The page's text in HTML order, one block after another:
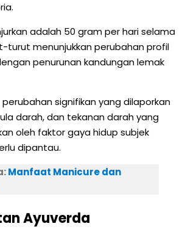
adalah 50 gram per hari selama
turut menunjukkan perubahan profil
penurunan kandungan lemak
signifikan yang dilaporkan
darah, dan tekanan darah yang
oleh faktor gaya hidup subjek
dipantau.
Manfaat Manicure dan
Ayuverda